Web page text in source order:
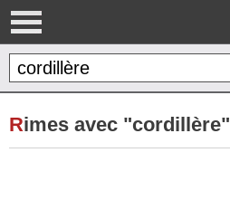
Rimes avec "cordillère"